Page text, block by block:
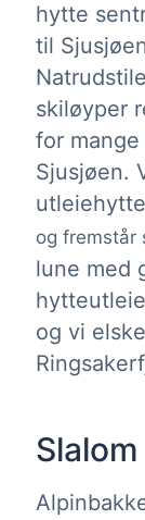
hytte
til
skiløyper
for
Sjusjøen.
og fremstår
lune med
og vi
Slalom